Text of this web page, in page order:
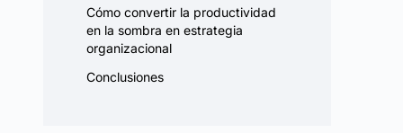
Cómo convertir la productividad
en la sombra en estrategia
organizacional
Conclusiones